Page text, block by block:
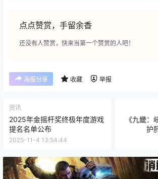
点点赞赏，手留余香
还没有人赞赏，快来当第一个赞赏的人吧！
海报分享 收藏 举报
资讯
2025年金摇杆奖终极年度游戏
提名名单公布
2025-11-4 13:54:44
《九畿：
护